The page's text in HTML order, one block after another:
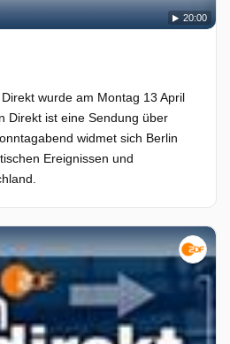
20:00
wurde am Montag 13 April
Direkt ist eine Sendung über
widmet sich Berlin
Ereignissen und